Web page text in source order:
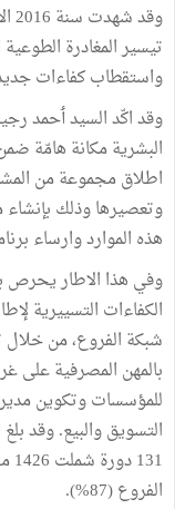
واستقطاب كفاءات جديدة بتوظيف 21 من
وقد اكّد السيد ٲحمد
البشرية مكانة هامّة
اطلاق مجموعة من
وتعصيرها وذلك
هذه الموارد وارساء
وفي هذا الاطار يحرص
الكفاءات التسييرية
شبكة الفروع، من
بالمهن المصرفية على
للمؤسسات وتكوين
الفروع (87%).